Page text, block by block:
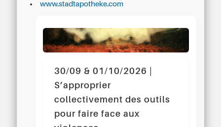
www.stadtapotheke.com
30/09 & 01/10/2026 |
S’approprier
collectivement des outils
pour faire face aux